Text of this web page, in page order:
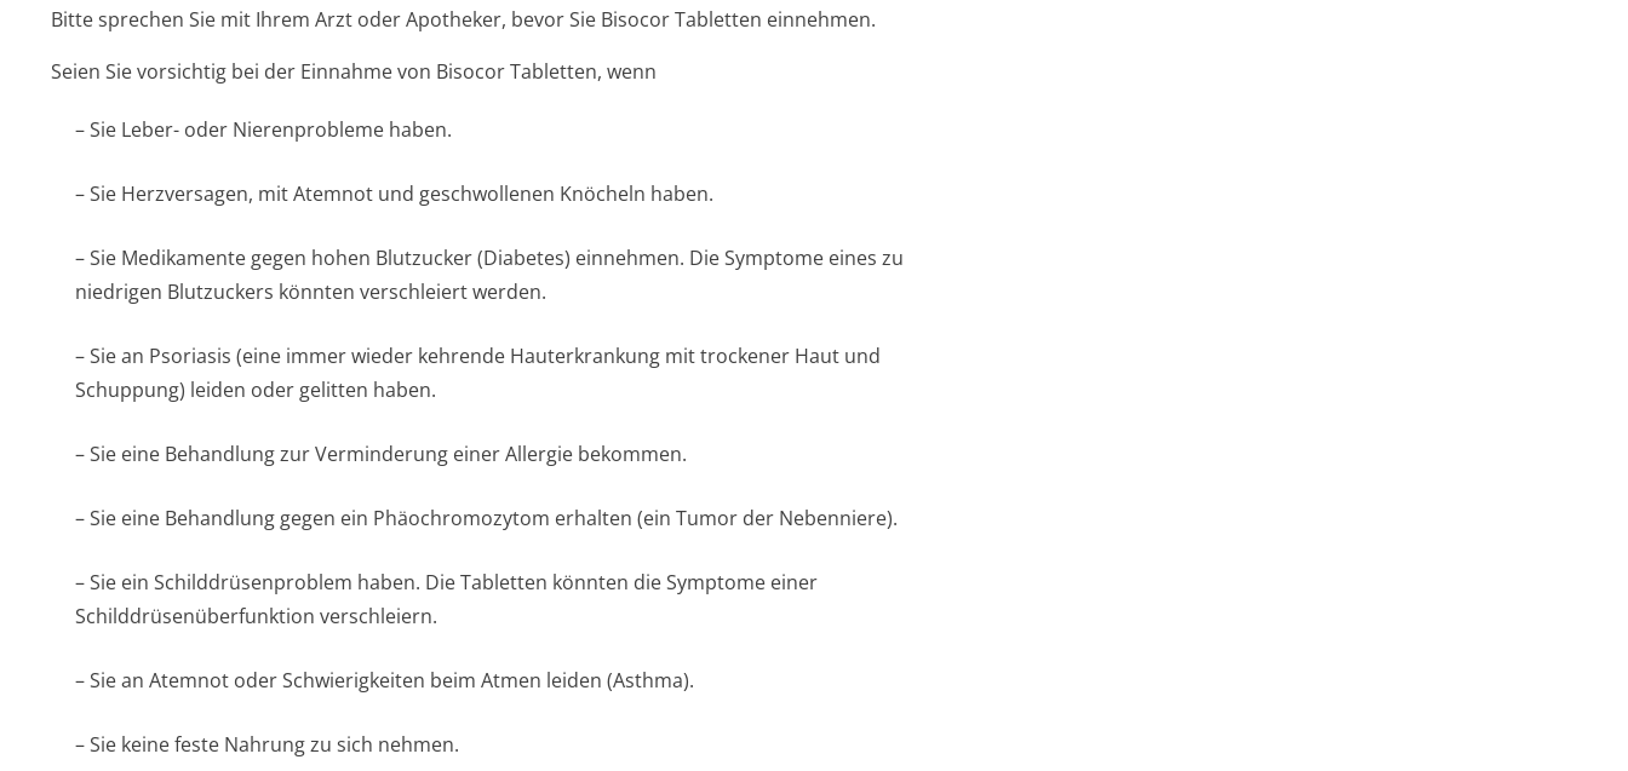
Bitte sprechen Sie mit Ihrem Arzt oder Apotheker, bevor Sie Bisocor Tabletten einnehmen.
Seien Sie vorsichtig bei der Einnahme von Bisocor Tabletten, wenn
– Sie Leber- oder Nierenprobleme haben.
– Sie Herzversagen, mit Atemnot und geschwollenen Knöcheln haben.
– Sie Medikamente gegen hohen Blutzucker (Diabetes) einnehmen. Die Symptome eines zu
niedrigen Blutzuckers könnten verschleiert werden.
– Sie an Psoriasis (eine immer wieder kehrende Hauterkrankung mit trockener Haut und
Schuppung) leiden oder gelitten haben.
– Sie eine Behandlung zur Verminderung einer Allergie bekommen.
– Sie eine Behandlung gegen ein Phäochromozytom erhalten (ein Tumor der Nebenniere).
– Sie ein Schilddrüsenproblem haben. Die Tabletten könnten die Symptome einer
Schilddrüsenüber­funktion verschleiern.
– Sie an Atemnot oder Schwierigkeiten beim Atmen leiden (Asthma).
– Sie keine feste Nahrung zu sich nehmen.